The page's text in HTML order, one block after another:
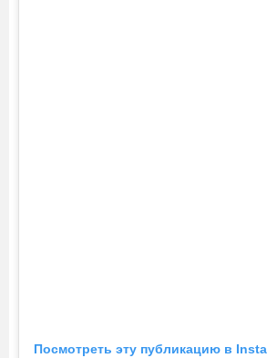
Посмотреть эту публикацию в